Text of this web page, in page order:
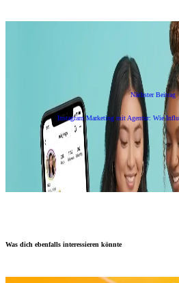
Nächster Beitrag
Instagram Marketing mit Agentur: Wie
Was dich ebenfalls interessieren könnte